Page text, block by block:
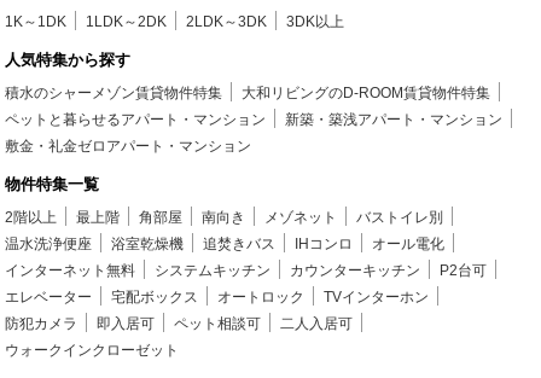
1K～1DK 1LDK～2DK 2LDK～3DK 3DK以上
人気特集から探す
積水のシャーメゾン賃貸物件特集
大和リビングのD-ROOM賃貸物件特集
ペットと暮らせるアパート・マンション
新築・築浅アパート・マンション
敷金・礼金ゼロアパート・マンション
物件特集一覧
2階以上 最上階 角部屋 南向き メゾネット
バストイレ別
温水洗浄便座
浴室乾燥機 追焚きバス IHコンロ
オール電化
インターネット無料
システムキッチン カウンターキッチン
P2台可
エレベーター
宅配ボックス オートロック
TVインターホン
防犯カメラ
即入居可 ペット相談可
二人入居可
ウォークインクローゼット